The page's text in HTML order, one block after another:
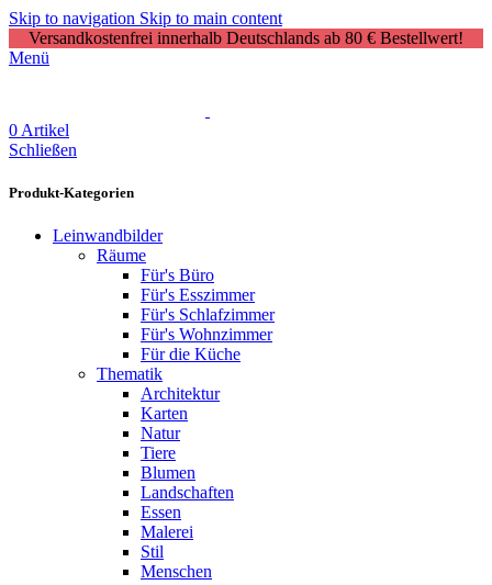
Skip to navigation Skip to main content
Versandkostenfrei innerhalb Deutschlands ab 80 € Bestellwert!
Menü
0 Artikel
Schließen
Produkt-Kategorien
Leinwandbilder
Räume
Für's Büro
Für's Esszimmer
Für's Schlafzimmer
Für's Wohnzimmer
Für die Küche
Thematik
Architektur
Karten
Natur
Tiere
Blumen
Landschaften
Essen
Malerei
Stil
Menschen